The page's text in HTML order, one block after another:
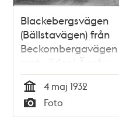
Blackebergsvägen
(Bällstavägen) från
Beckombergavägen
mot söder i Ängby
småstugeområde
som är under
byggnad
Tid
4 maj 1932
Typ
Foto